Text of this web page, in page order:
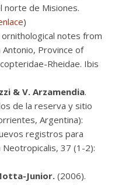
norte de Misiones.
)
notes from
Province of
Rheidae. Ibis
& V. Arzamendia.
de la reserva y sitio
Argentina):
registros para
37 (1-2):
Junior. (2006).